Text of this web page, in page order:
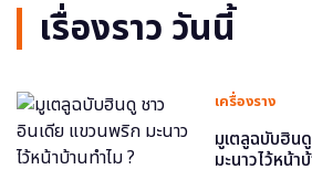
เรื่องราว วันนี้
เครื่องราง
มูเตลูฉบับฮิน
มะนาวไว้หน้า